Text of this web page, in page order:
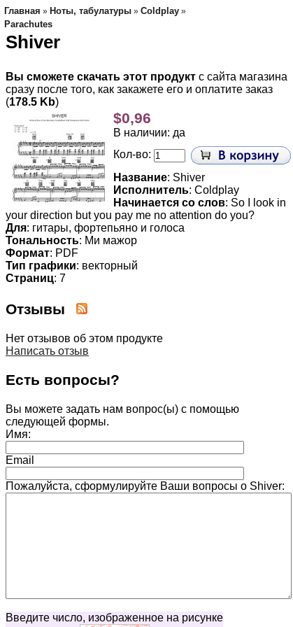
Главная » Ноты, табулатуры » Coldplay »
Parachutes
Shiver
Вы сможете скачать этот продукт с сайта магазина
сразу после того, как закажете его и оплатите заказ
(178.5 Kb)
$0,96
В наличии: да
Кол-во:
Название: Shiver
Исполнитель: Coldplay
Начинается со слов: So I look in
your direction but you pay me no attention do you?
Для: гитары, фортепьяно и голоса
Тональность: Ми мажор
Формат: PDF
Тип графики: векторный
Страниц: 7
Отзывы
Нет отзывов об этом продукте
Написать отзыв
Есть вопросы?
Вы можете задать нам вопрос(ы) с помощью
следующей формы.
Имя:
Email
Пожалуйста, сформулируйте Ваши вопросы о Shiver:
Введите число, изображенное на рисунке